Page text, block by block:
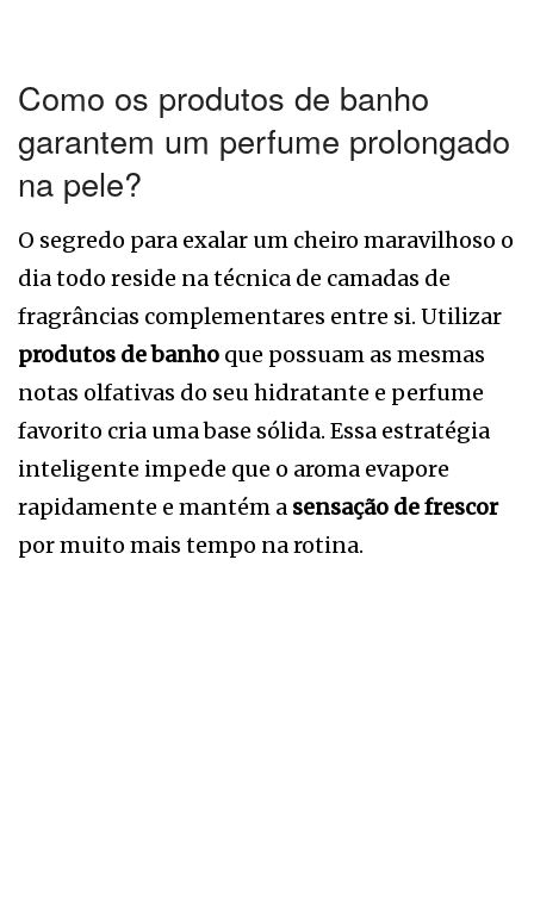
Como os produtos de banho
garantem um perfume prolongado
na pele?
O segredo para exalar um cheiro maravilhoso o
dia todo reside na técnica de camadas de
fragrâncias complementares entre si. Utilizar
produtos de banho que possuam as mesmas
notas olfativas do seu hidratante e perfume
favorito cria uma base sólida. Essa estratégia
inteligente impede que o aroma evapore
rapidamente e mantém a sensação de frescor
por muito mais tempo na rotina.